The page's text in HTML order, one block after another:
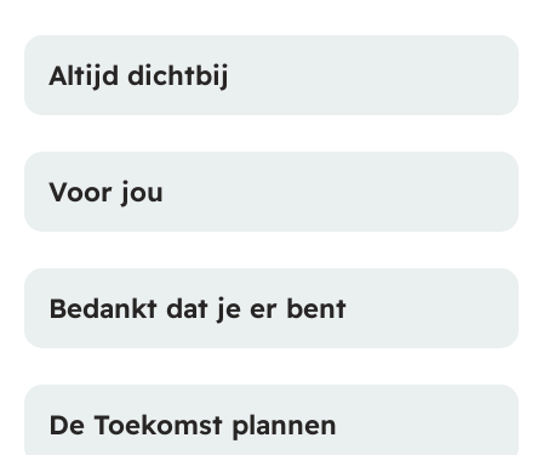
Altijd dichtbij
Voor jou
Bedankt dat je er bent
De Toekomst plannen